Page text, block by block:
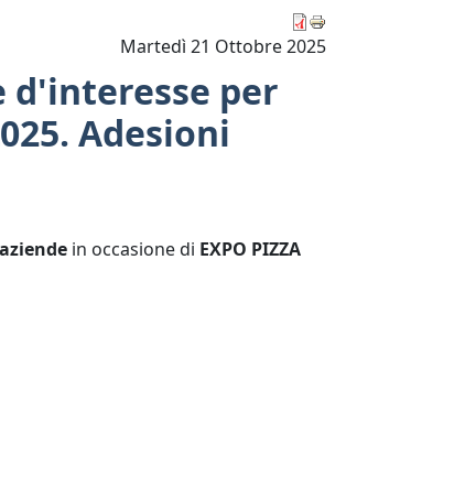
Martedì 21 Ottobre 2025
d'interesse per
Adesioni
in occasione di EXPO PIZZA